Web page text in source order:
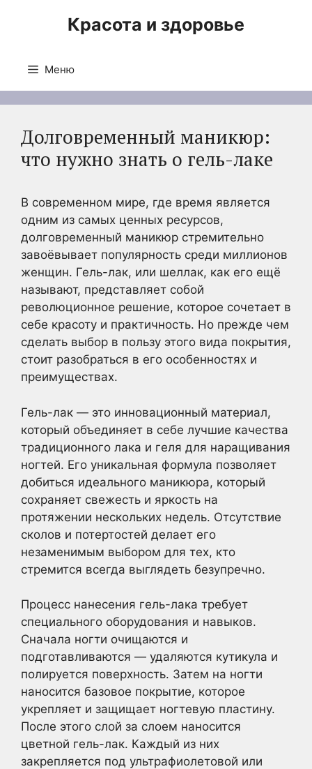
Красота и здоровье
Меню
Долговременный маникюр:
что нужно знать о гель-лаке
В современном мире, где время является
одним из самых ценных ресурсов,
долговременный маникюр стремительно
завоёвывает популярность среди миллионов
женщин. Гель-лак, или шеллак, как его ещё
называют, представляет собой
революционное решение, которое сочетает в
себе красоту и практичность. Но прежде чем
сделать выбор в пользу этого вида покрытия,
стоит разобраться в его особенностях и
преимуществах.
Гель-лак — это инновационный материал,
который объединяет в себе лучшие качества
традиционного лака и геля для наращивания
ногтей. Его уникальная формула позволяет
добиться идеального маникюра, который
сохраняет свежесть и яркость на
протяжении нескольких недель. Отсутствие
сколов и потертостей делает его
незаменимым выбором для тех, кто
стремится всегда выглядеть безупречно.
Процесс нанесения гель-лака требует
специального оборудования и навыков.
Сначала ногти очищаются и
подготавливаются — удаляются кутикула и
полируется поверхность. Затем на ногти
наносится базовое покрытие, которое
укрепляет и защищает ногтевую пластину.
После этого слой за слоем наносится
цветной гель-лак. Каждый из них
закрепляется под ультрафиолетовой или